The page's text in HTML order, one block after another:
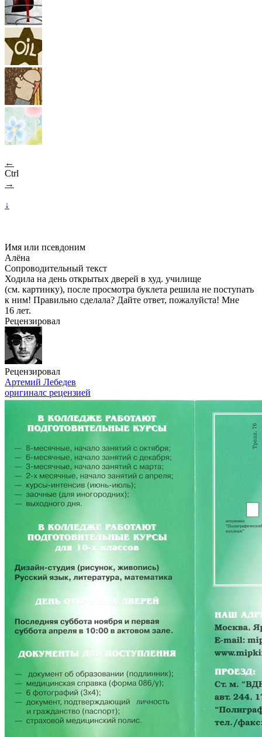
←
Ctrl
→
↓
Имя или псевдоним
Алёна
Сопроводительный текст
Ходила на день открытых дверей в худ. училище
(см. картинку), после просмотра буклета решила не поступать
к ним! Правильно сделала? Дайте ответ, пожалуйста! Мне
16 лет.
Рецензировал
Рецензировал
Артемий Лебедев
оригиналс рецензией